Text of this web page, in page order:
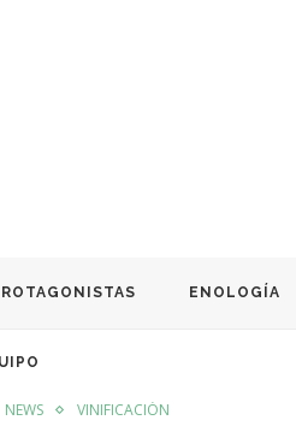
ENOLOGÍA
NEWS VINIFICACIÓN